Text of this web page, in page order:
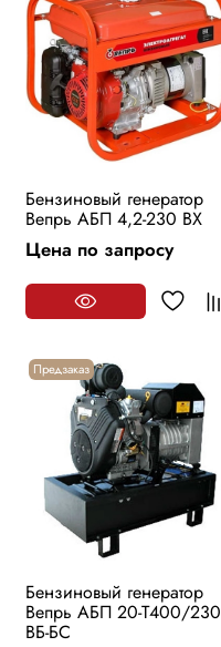
Бензиновый генератор
Вепрь АБП 4,2-230 ВХ
Цена по запросу
Предзаказ
Бензиновый генератор
Вепрь АБП 20-Т400/230
ВБ-БС